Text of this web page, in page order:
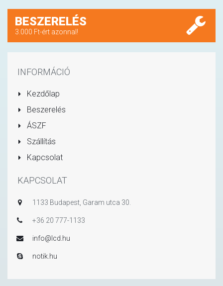
BESZERELÉS
3.000 Ft-ért azonnal!
INFORMÁCIÓ
Kezdőlap
Beszerelés
ÁSZF
Szállítás
Kapcsolat
KAPCSOLAT
1133 Budapest, Garam utca 30.
+36 20 777-1133
info@lcd.hu
notik.hu